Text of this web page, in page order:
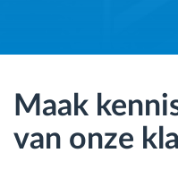
Maak
van onze